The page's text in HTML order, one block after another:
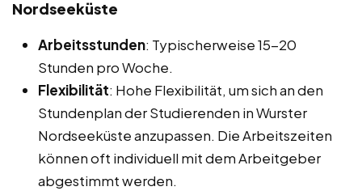
Nordseeküste
Arbeitsstunden: Typischerweise 15-20
Stunden pro Woche.
Flexibilität: Hohe Flexibilität, um sich an den
Stundenplan der Studierenden in Wurster
Nordseeküste anzupassen. Die Arbeitszeiten
können oft individuell mit dem Arbeitgeber
abgestimmt werden.